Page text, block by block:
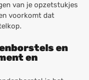
van je opzetstukjes
voorkomt dat
en
en